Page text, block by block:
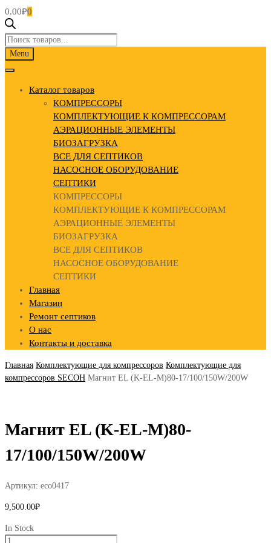
0.00₽0
Поиск
товаров
Skip
Menu
Каталог товаров
КОМПРЕССОРЫ
КОМПЛЕКТУЮЩИЕ К КОМПРЕССОРАМ
АЭРАЦИОННЫЕ ЭЛЕМЕНТЫ
БИОЗАГРУЗКА
ВСЕ ДЛЯ СЕПТИКОВ
НАСОСНОЕ ОБОРУДОВАНИЕ
СЕПТИКИ
КОМПРЕССОРЫ
КОМПЛЕКТУЮЩИЕ К КОМПРЕССОРАМ
АЭРАЦИОННЫЕ ЭЛЕМЕНТЫ
БИОЗАГРУЗКА
ВСЕ ДЛЯ СЕПТИКОВ
НАСОСНОЕ ОБОРУДОВАНИЕ
СЕПТИКИ
Главная
Магазин
Ремонт септиков
О нас
Контакты и доставка
Главная Комплектующие для компрессоров Комплектующие для
компрессоров SECOH Магнит EL (K-EL-M)80-17/100/150W/200W
Магнит EL (K-EL-M)80-
17/100/150W/200W
Артикул: eco0417
9,500.00₽
In Stock
Количество